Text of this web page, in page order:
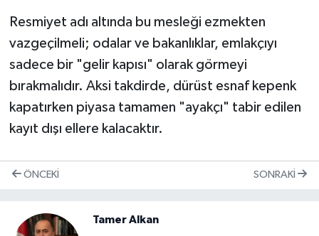
​Resmiyet adı altında bu mesleği ezmekten
vazgeçilmeli; odalar ve bakanlıklar, emlakçıyı
sadece bir "gelir kapısı" olarak görmeyi
bırakmalıdır. Aksi takdirde, dürüst esnaf kepenk
kapatırken piyasa tamamen "ayakçı" tabir edilen
kayıt dışı ellere kalacaktır.
ÖNCEKI SONRAKI
Tamer Alkan